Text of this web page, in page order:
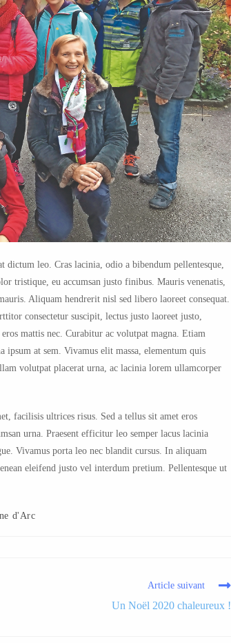
leo. Cras lacinia, odio a bibendum pellentesque,
tristique, eu accumsan justo finibus. Mauris venenatis,
Aliquam hendrerit nisl sed libero laoreet consequat.
consectetur suscipit, lectus justo laoreet justo,
mattis nec. Curabitur ac volutpat magna. Etiam
at sem. Vivamus elit massa, elementum quis
volutpat placerat urna, ac lacinia lorem ullamcorper
facilisis ultrices risus. Sed a tellus sit amet eros
urna. Praesent efficitur leo semper lacus lacinia
Vivamus porta leo nec blandit cursus. In aliquam
eleifend justo vel interdum pretium. Pellentesque ut
d'Arc
Article suivant
Un Noël 2020 chaleureux !